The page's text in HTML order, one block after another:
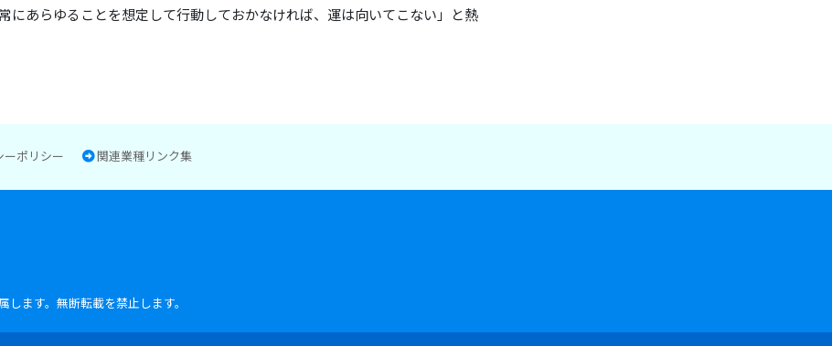
にあらゆることを想定して行動しておかなければ、運は向いてこない」と熱
ーポリシー 関連業種リンク集
ます。無断転載を禁止します。